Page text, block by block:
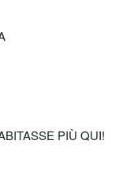
PIÙ QUI!